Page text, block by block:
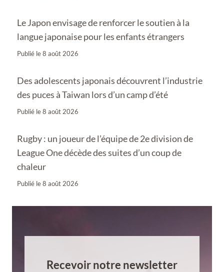
Le Japon envisage de renforcer le soutien à la
langue japonaise pour les enfants étrangers
Publié le8 août 2026
Des adolescents japonais découvrent l’industrie
des puces à Taiwan lors d’un camp d’été
Publié le8 août 2026
Rugby : un joueur de l’équipe de 2e division de
League One décède des suites d’un coup de
chaleur
Publié le8 août 2026
Recevoir notre newsletter